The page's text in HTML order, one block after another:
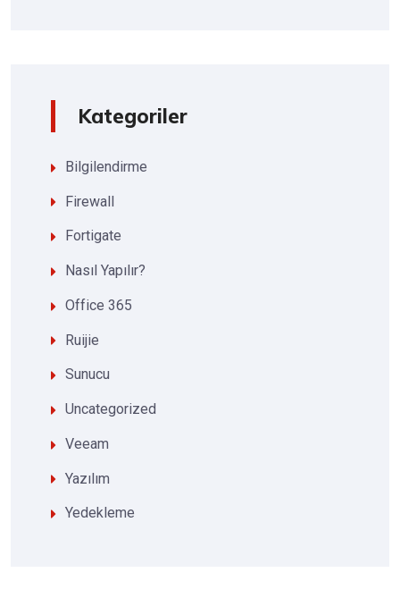
Kategoriler
Bilgilendirme
Firewall
Fortigate
Nasıl Yapılır?
Office 365
Ruijie
Sunucu
Uncategorized
Veeam
Yazılım
Yedekleme